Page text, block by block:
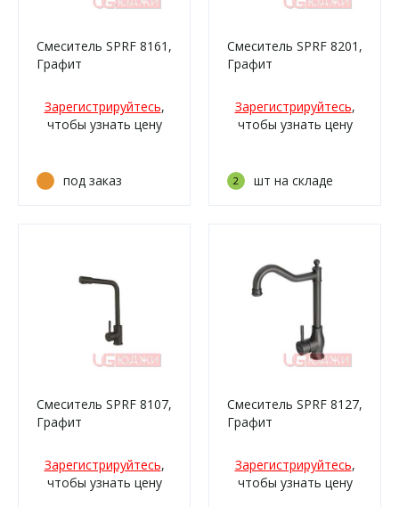
Смеситель SPRF 8161,
Графит
Зарегистрируйтесь,
чтобы узнать цену
под заказ
Смеситель SPRF 8201,
Графит
Зарегистрируйтесь,
чтобы узнать цену
2 шт на складе
Смеситель SPRF 8107,
Графит
Зарегистрируйтесь,
чтобы узнать цену
Смеситель SPRF 8127,
Графит
Зарегистрируйтесь,
чтобы узнать цену